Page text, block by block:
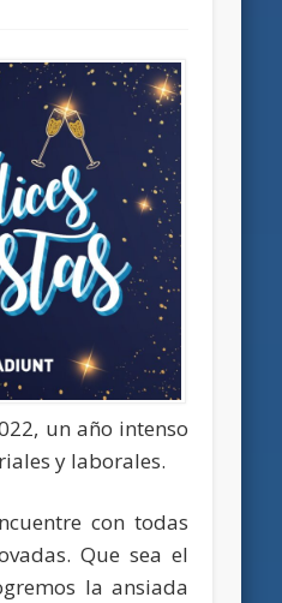
un año intenso
y laborales.
con todas
Que sea el
la ansiada